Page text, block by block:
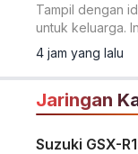
Tampil dengan
untuk keluarga.
4 jam yang lalu
Jaringan
Suzuki GSX-